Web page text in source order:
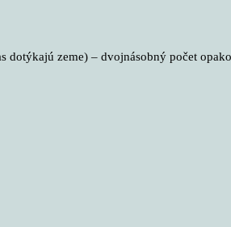
dotýkajú zeme) – dvojnásobný počet